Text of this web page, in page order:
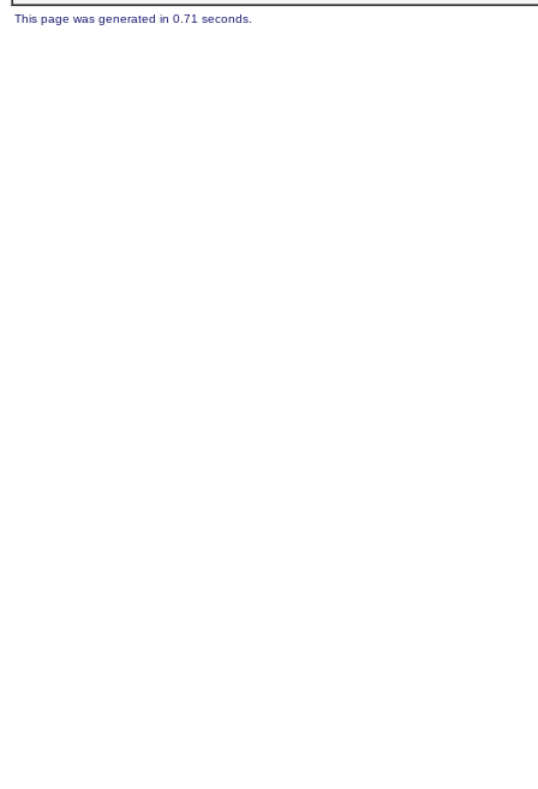
This page was generated in 0.71 seconds.